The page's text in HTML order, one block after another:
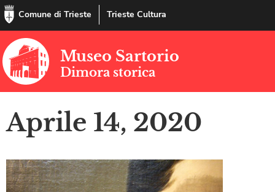
Comune di Trieste Trieste Cultura
Museo Sartorio
Dimora storica
Aprile 14, 2020